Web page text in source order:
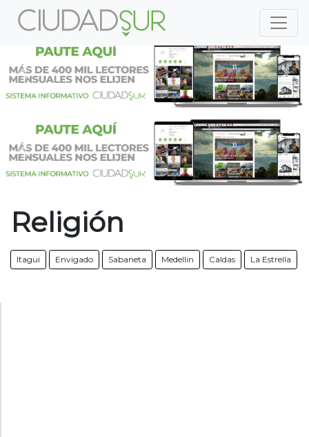
Previous
Previous
Religión
Itagui Envigado Sabaneta Medellin Caldas La Estrella